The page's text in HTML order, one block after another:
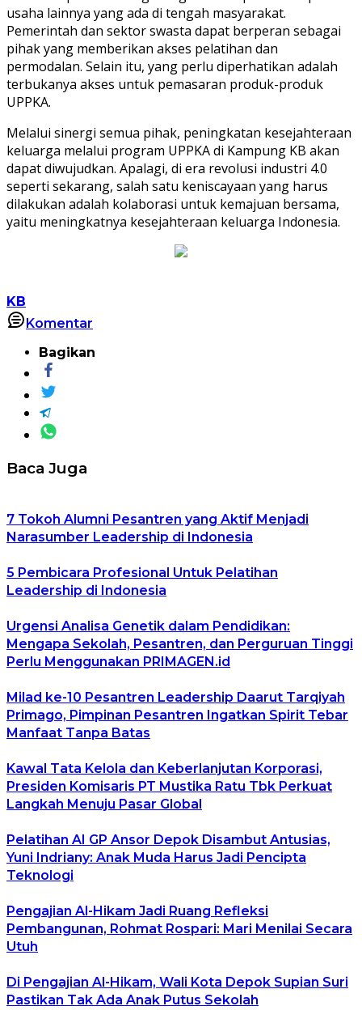
usaha lainnya yang ada di tengah masyarakat.
Pemerintah dan sektor swasta dapat berperan sebagai
pihak yang memberikan akses pelatihan dan
permodalan. Selain itu, yang perlu diperhatikan adalah
terbukanya akses untuk pemasaran produk-produk
UPPKA.
Melalui sinergi semua pihak, peningkatan kesejahteraan
keluarga melalui program UPPKA di Kampung KB akan
dapat diwujudkan. Apalagi, di era revolusi industri 4.0
seperti sekarang, salah satu keniscayaan yang harus
dilakukan adalah kolaborasi untuk kemajuan bersama,
yaitu meningkatnya kesejahteraan keluarga Indonesia.
KB
Komentar
Bagikan
Baca Juga
7 Tokoh Alumni Pesantren yang Aktif Menjadi
Narasumber Leadership di Indonesia
5 Pembicara Profesional Untuk Pelatihan
Leadership di Indonesia
Urgensi Analisa Genetik dalam Pendidikan:
Mengapa Sekolah, Pesantren, dan Perguruan Tinggi
Perlu Menggunakan PRIMAGEN.id
Milad ke-10 Pesantren Leadership Daarut Tarqiyah
Primago, Pimpinan Pesantren Ingatkan Spirit Tebar
Manfaat Tanpa Batas
Kawal Tata Kelola dan Keberlanjutan Korporasi,
Presiden Komisaris PT Mustika Ratu Tbk Perkuat
Langkah Menuju Pasar Global
Pelatihan AI GP Ansor Depok Disambut Antusias,
Yuni Indriany: Anak Muda Harus Jadi Pencipta
Teknologi
Pengajian Al-Hikam Jadi Ruang Refleksi
Pembangunan, Rohmat Rospari: Mari Menilai Secara
Utuh
Di Pengajian Al-Hikam, Wali Kota Depok Supian Suri
Pastikan Tak Ada Anak Putus Sekolah